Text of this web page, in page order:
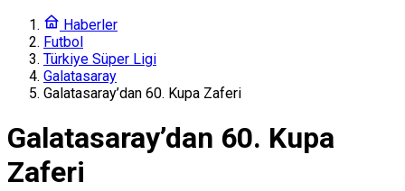
Haberler
Futbol
Türkiye Süper Ligi
Galatasaray
Galatasaray’dan 60. Kupa Zaferi
Galatasaray’dan 60. Kupa
Zaferi